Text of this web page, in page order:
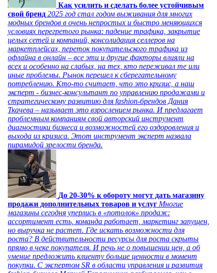
Как усилить и сделать более устойчивым
свой бренд 2025 год стал годом выживания для многих
модных брендов в очень непростых и быстро меняющихся
условиях перегретого рынка: падение трафика, закрытие
целых сетей и компаний, консолидация селлеров на
маркетплейсах, переток покупательского трафика из
офлайна в онлайн – все эти и другие факторы влияли на
всех и особенно на слабых, на тех, кто переживал те или
иные проблемы. Рынок перешел к сберегательному
потреблению. Кто-то считает, что это кризис, а наш
эксперт - бизнес-консультант по управлению продажами и
стратегическому развитию для fashion-брендов Дания
Ткачева – называет это взрослением рынка. И предлагает
проблемным компаниям свой авторский инструмент
диагностики бизнеса и возможностей его оздоровления и
выхода из кризиса. Этот инструмент эксперт назвала
пирамидой зрелости бренда.
До 20-30% к обороту могут дать магазину
продажи дополнительных товаров и услуг Многие
магазины сегодня уперлись в «потолок» продаж:
ассортимент есть, команда работает, маркетинг запущен,
но выручка не растет. Где искать возможности для
роста? В действительности ресурсы для роста скрыты
прямо в чеке покупателя. И речь не о повышении цен, а об
умение предложить клиенту больше ценности в момент
покупки. С экспертом SR в области управления и развития